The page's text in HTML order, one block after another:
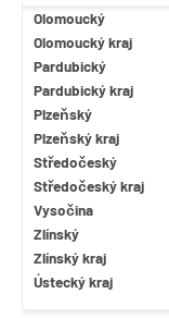
Úsporný
Vzdělávací
Zdravý
Zelená infrastruktura
Olomoucký
Olomoucký kraj
Pardubický
Pardubický kraj
Plzeňský
Plzeňský kraj
Středočeský
Středočeský kraj
Vysočina
Zlínský
Zlínský kraj
Ústecký kraj